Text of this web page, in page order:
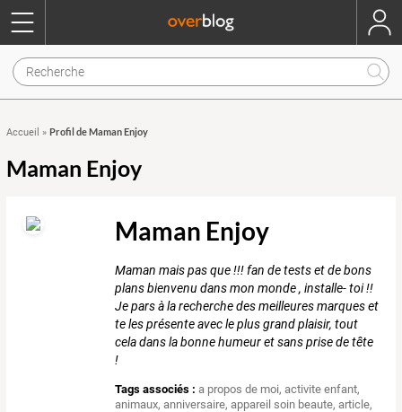
Accueil » Profil de Maman Enjoy
Maman Enjoy
Maman Enjoy
Maman mais pas que !!! fan de tests et de bons
plans bienvenu dans mon monde , installe- toi !!
Je pars à la recherche des meilleures marques et
te les présente avec le plus grand plaisir, tout
cela dans la bonne humeur et sans prise de tête
!
Tags associés : a propos de moi,activite enfant,
animaux,anniversaire,appareil soin beaute,article,